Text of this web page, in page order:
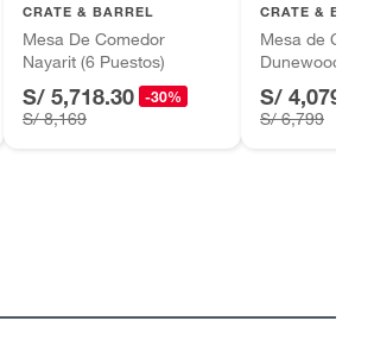
CRATE & BARREL
Mesa De Comedor
Nayarit (6 Puestos)
S/ 5,718.30 -30%
S/ 8,169
CRATE &
Mesa de
Dunewood
Puestos)
S/ 4,079.40
S/ 6,799